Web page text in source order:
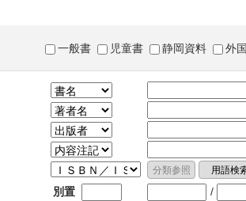
一般書 児童書 静岡資料 外
別置 /